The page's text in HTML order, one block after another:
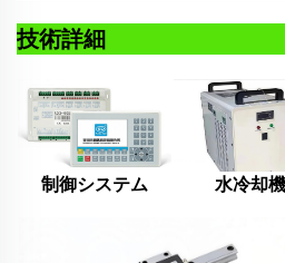
技術詳細
制御システム 水冷却機